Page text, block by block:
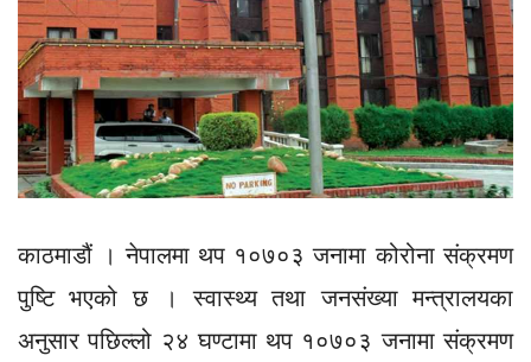
काठमाडौं । नेपालमा थप १०७०३ जनामा कोरोना संक्रमण
पुष्टि भएको छ । स्वास्थ्य तथा जनसंख्या मन्त्रालयका
अनुसार पछिल्लो २४ घण्टामा थप १०७०३ जनामा संक्रमण